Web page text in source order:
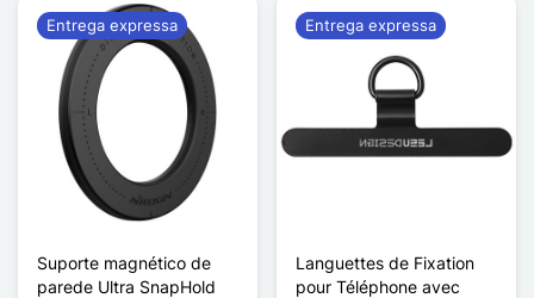
Suporte magnético de
parede Ultra SnapHold
Entrega expressa
Languettes de Fixation
pour Téléphone avec
Entrega expressa